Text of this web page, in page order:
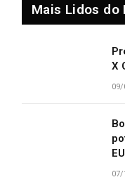
Mais Lidos do
X
09/
07/